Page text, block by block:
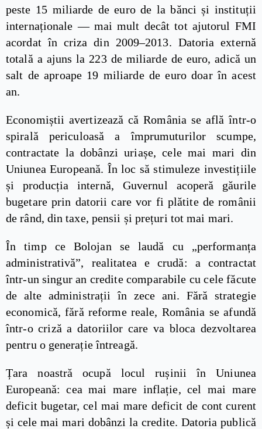
peste 15 miliarde de euro de la bănci și instituții
internaționale — mai mult decât tot ajutorul FMI
acordat în criza din 2009–2013. Datoria externă
totală a ajuns la 223 de miliarde de euro, adică un
salt de aproape 19 miliarde de euro doar în acest
an.
Economiștii avertizează că România se află într-o
spirală periculoasă a împrumuturilor scumpe,
contractate la dobânzi uriașe, cele mai mari din
Uniunea Europeană. În loc să stimuleze investițiile
și producția internă, Guvernul acoperă găurile
bugetare prin datorii care vor fi plătite de românii
de rând, din taxe, pensii și prețuri tot mai mari.
În timp ce Bolojan se laudă cu „performanța
administrativă”, realitatea e crudă: a contractat
într-un singur an credite comparabile cu cele făcute
de alte administrații în zece ani. Fără strategie
economică, fără reforme reale, România se afundă
într-o criză a datoriilor care va bloca dezvoltarea
pentru o generație întreagă.
Țara noastră ocupă locul rușinii în Uniunea
Europeană: cea mai mare inflație, cel mai mare
deficit bugetar, cel mai mare deficit de cont curent
și cele mai mari dobânzi la credite. Datoria publică